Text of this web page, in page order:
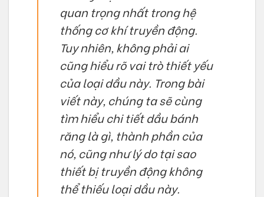
quan trọng nhất trong hệ
thống cơ khí truyền động.
Tuy nhiên, không phải ai
cũng hiểu rõ vai trò thiết yếu
của loại dầu này. Trong bài
viết này, chúng ta sẽ cùng
tìm hiểu chi tiết dầu bánh
răng là gì, thành phần của
nó, cũng như lý do tại sao
thiết bị truyền động không
thể thiếu loại dầu này.